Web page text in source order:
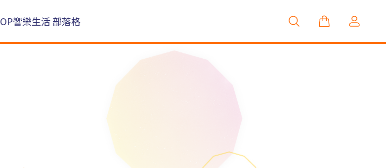
OP響樂生活 部落格